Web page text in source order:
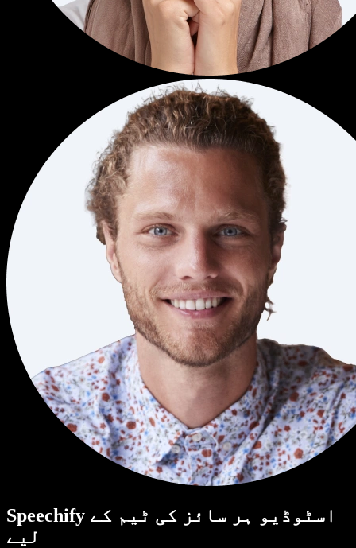
Speechify اسٹوڈیو ہر سائز کی ٹیم کے
لیے